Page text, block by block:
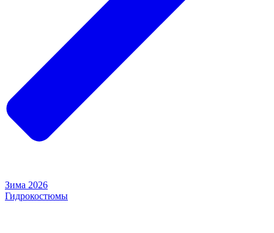
Зима 2026
Гидрокостюмы